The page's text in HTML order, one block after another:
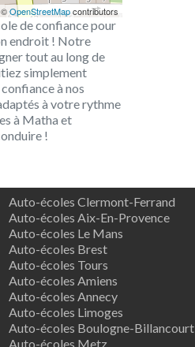
©OpenStreetMapcontributors
de confiance pour
endroit ! Notre
tout au long de
simplement
à nos
à votre rythme
à Matha et
!
Auto-écoles Clermont-Ferrand
Auto-écoles Aix-En-Provence
Auto-écoles Le Mans
Auto-écoles Brest
Auto-écoles Tours
Auto-écoles Amiens
Auto-écoles Annecy
Auto-écoles Limoges
Auto-écoles Boulogne-Billancourt
Auto-écoles Metz